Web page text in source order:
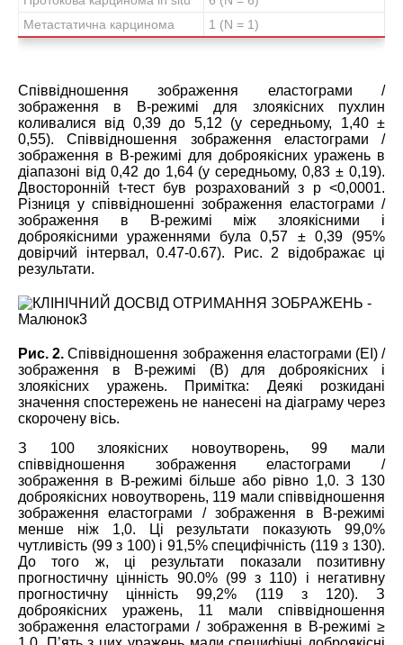
Метастатична карцинома
1 (N = 1)
Співвідношення зображення еластограми /
зображення в B-режимі для злоякісних пухлин
коливалися від 0,39 до 5,12 (у середньому, 1,40 ±
0,55). Співвідношення зображення еластограми /
зображення в B-режимі для доброякісних уражень в
діапазоні від 0,42 до 1,64 (у середньому, 0,83 ± 0,19).
Двосторонній t-тест був розрахований з р <0,0001.
Різниця у співвідношенні зображення еластограми /
зображення в B-режимі між злоякісними і
доброякісними ураженнями була 0,57 ± 0,39 (95%
довірчий інтервал, 0.47-0.67). Рис. 2 відображає ці
результати.
Рис. 2. Співвідношення зображення еластограми (EI) /
зображення в B-режимі (В) для доброякісних і
злоякісних уражень. Примітка: Деякі розкидані
значення спостережень не нанесені на діаграму через
скорочену вісь.
З 100 злоякісних новоутворень, 99 мали
співвідношення зображення еластограми /
зображення в В-режимі більше або рівно 1,0. З 130
доброякісних новоутворень, 119 мали співвідношення
зображення еластограми / зображення в B-режимі
менше ніж 1,0. Ці результати показують 99,0%
чутливість (99 з 100) і 91,5% специфічність (119 з 130).
До того ж, ці результати показали позитивну
прогностичну цінність 90.0% (99 з 110) і негативну
прогностичну цінність 99,2% (119 з 120). З
доброякісних уражень, 11 мали співвідношення
зображення еластограми / зображення в В-режимі ≥